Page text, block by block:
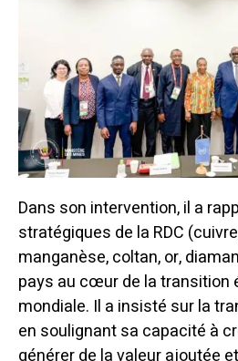
Dans son intervention, il a
stratégiques de la RDC
manganèse, coltan, or,
pays au cœur de la transition
mondiale. Il a insisté sur la
en soulignant sa capacité à
générer de la valeur ajoutée